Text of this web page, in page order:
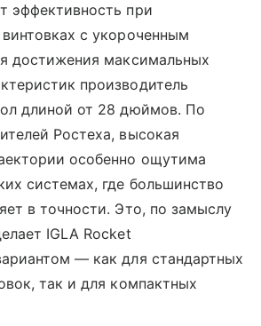
эффективность при
с укороченным
достижения максимальных
производитель
длиной от 28 дюймов. По
Ростеха, высокая
особенно ощутима
системах, где большинство
в точности. Это, по замыслу
IGLA Rocket
— как для стандартных
так и для компактных